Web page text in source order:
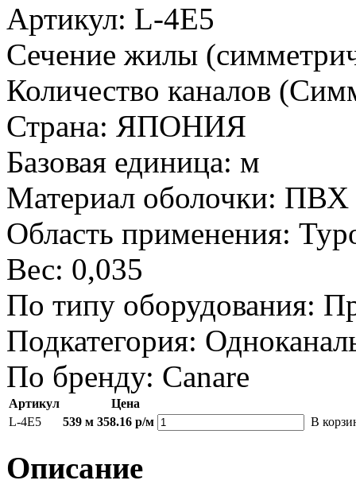
Артикул: L-4E5
Сечение жилы
Количество каналов
Страна: ЯПОНИЯ
Базовая единица: м
Материал оболочки: ПВХ
Область применения:
Вес: 0,035
По типу оборудования:
Подкатегория:
По бренду: Canare
Артикул
Цена
L-4E5
539 м 358.16 р/м В
Описание